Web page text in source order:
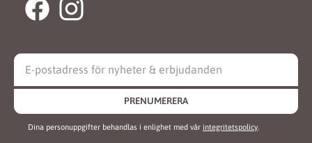
PRENUMERERA
Dina personuppgifter behandlas i enlighet med vår integritetspolicy